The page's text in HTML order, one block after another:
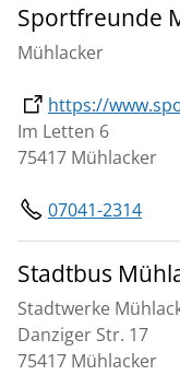
Sportfreunde
Mühlacker
https://
Im Letten 6
75417 Mühlacker
07041-2314
Stadtbus
Stadtwerke
Danziger Str. 17
75417 Mühlacker